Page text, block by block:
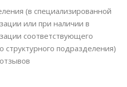
(в специализированной
или при наличии в
соответствующего
структурного подразделения)
отзывов